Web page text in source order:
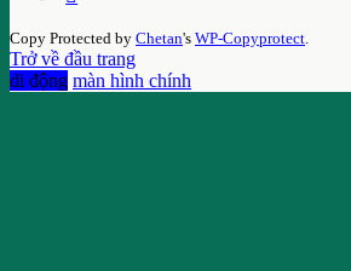
Copy Protected by Chetan's WP-Copyprotect.
Trở về đầu trang
di động màn hình chính